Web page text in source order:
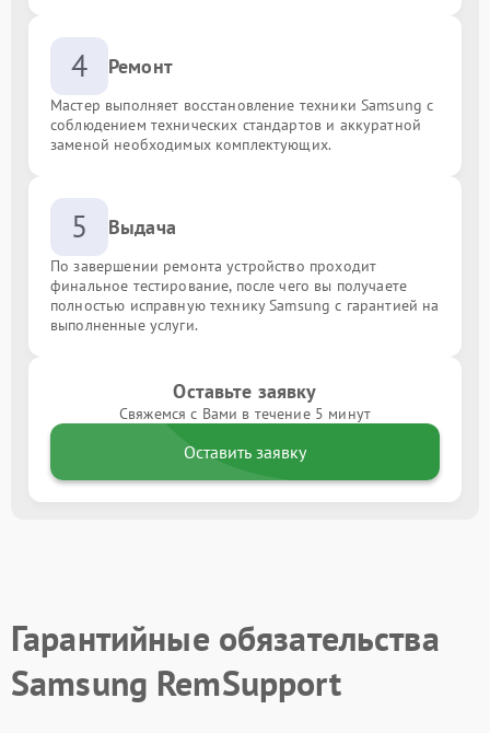
4 Ремонт
Мастер выполняет восстановление техники Samsung с
соблюдением технических стандартов и аккуратной
заменой необходимых комплектующих.
5 Выдача
По завершении ремонта устройство проходит
финальное тестирование, после чего вы получаете
полностью исправную технику Samsung с гарантией на
выполненные услуги.
Оставьте заявку
Свяжемся с Вами в течение 5 минут
Оставить заявку
Гарантийные обязательства
Samsung RemSupport